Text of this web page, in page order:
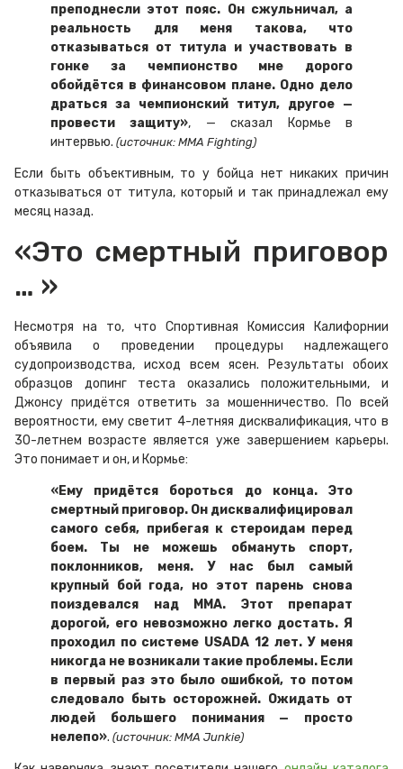
преподнесли этот пояс. Он сжульничал, а
реальность для меня такова, что
отказываться от титула и участвовать в
гонке за чемпионство мне дорого
обойдётся в финансовом плане. Одно дело
драться за чемпионский титул, другое —
провести защиту», — сказал Кормье в
интервью. (источник: MMA Fighting)
Если быть объективным, то у бойца нет никаких причин
отказываться от титула, который и так принадлежал ему
месяц назад.
«Это смертный приговор
… »
Несмотря на то, что Спортивная Комиссия Калифорнии
объявила о проведении процедуры надлежащего
судопроизводства, исход всем ясен. Результаты обоих
образцов допинг теста оказались положительными, и
Джонсу придётся ответить за мошенничество. По всей
вероятности, ему светит 4-летняя дисквалификация, что в
30-летнем возрасте является уже завершением карьеры.
Это понимает и он, и Кормье:
«Ему придётся бороться до конца. Это
смертный приговор. Он дисквалифицировал
самого себя, прибегая к стероидам перед
боем. Ты не можешь обмануть спорт,
поклонников, меня. У нас был самый
крупный бой года, но этот парень снова
поиздевался над ММА. Этот препарат
дорогой, его невозможно легко достать. Я
проходил по системе USADA 12 лет. У меня
никогда не возникали такие проблемы. Если
в первый раз это было ошибкой, то потом
следовало быть осторожней. Ожидать от
людей большего понимания — просто
нелепо». (источник: MMA Junkie)